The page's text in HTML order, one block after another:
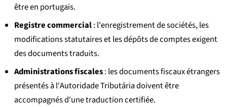
être en portugais.
Registre commercial: l'enregistrement de sociétés, les
modifications statutaires et les dépôts de comptes exigent
des documents traduits.
Administrations fiscales: les documents fiscaux étrangers
présentés à l'Autoridade Tributária doivent être
accompagnés d'une traduction certifiée.